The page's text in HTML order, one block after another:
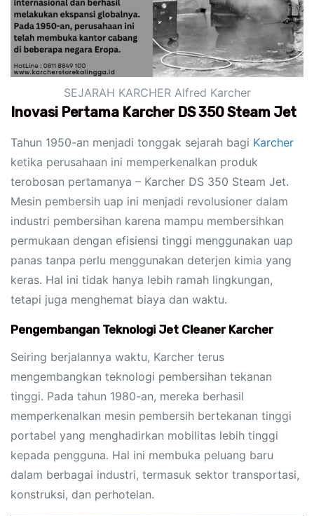
SEJARAH KARCHER Alfred Karcher
Inovasi Pertama Karcher DS 350 Steam Jet
Tahun 1950-an menjadi tonggak sejarah bagi Karcher
ketika perusahaan ini memperkenalkan produk
terobosan pertamanya – Karcher DS 350 Steam Jet.
Mesin pembersih uap ini menjadi revolusioner dalam
industri pembersihan karena mampu membersihkan
permukaan dengan efisiensi tinggi menggunakan uap
panas tanpa perlu menggunakan deterjen kimia yang
keras. Hal ini tidak hanya lebih ramah lingkungan,
tetapi juga menghemat biaya dan waktu.
Pengembangan Teknologi Jet Cleaner Karcher
Seiring berjalannya waktu, Karcher terus
mengembangkan teknologi pembersihan tekanan
tinggi. Pada tahun 1980-an, mereka berhasil
memperkenalkan mesin pembersih bertekanan tinggi
portabel yang menghadirkan mobilitas lebih tinggi
kepada pengguna. Hal ini membuka peluang baru
dalam berbagai industri, termasuk sektor transportasi,
konstruksi, dan perhotelan.